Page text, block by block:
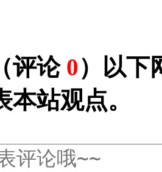
（评论 0）以下
本站观点。